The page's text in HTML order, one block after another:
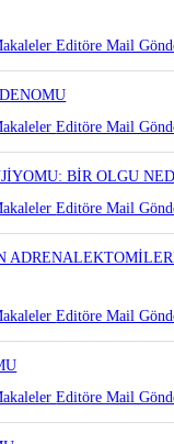
İLİŞKİLİ İĞSİ
Editöre Mail
Editöre Mail
BİR OLGU
Editöre Mail